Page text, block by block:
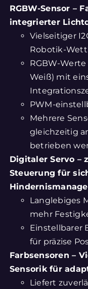
RGBW-Sensor –
integrierter
Vielseitiger
Robotik-
RGBW-Werte
Weiß) mit
PWM-
Mehrere
gleichzeitig
betrieben
Digitaler Servo –
Steuerung für
Langlebiges
mehr
Einstellbarer
für präzise
Farbsensoren –
Sensorik für
Liefert